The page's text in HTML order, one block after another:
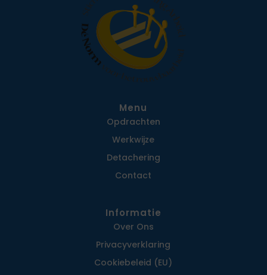
Menu
Opdrachten
Werkwijze
Detachering
Contact
Informatie
Over Ons
Privacy­verklaring
Cookiebeleid (EU)